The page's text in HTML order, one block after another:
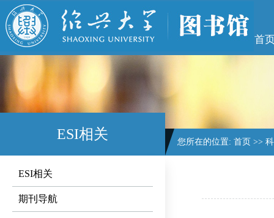
首
ESI相关 您所在的位置: 首页 >>
ESI相关
期刊导航